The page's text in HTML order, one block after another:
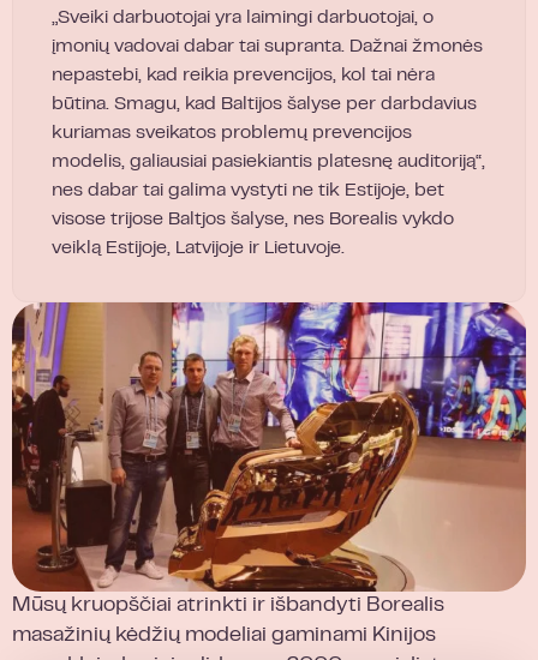
„Sveiki darbuotojai yra laimingi darbuotojai, o
įmonių vadovai dabar tai supranta. Dažnai žmonės
nepastebi, kad reikia prevencijos, kol tai nėra
būtina. Smagu, kad Baltijos šalyse per darbdavius ​​
kuriamas sveikatos problemų prevencijos
modelis, galiausiai pasiekiantis platesnę auditoriją“,
nes dabar tai galima vystyti ne tik Estijoje, bet
visose trijose Baltjos šalyse, nes Borealis vykdo
veiklą Estijoje, Latvijoje ir Lietuvoje.
Mūsų kruopščiai atrinkti ir išbandyti Borealis
masažinių kėdžių modeliai gaminami Kinijos